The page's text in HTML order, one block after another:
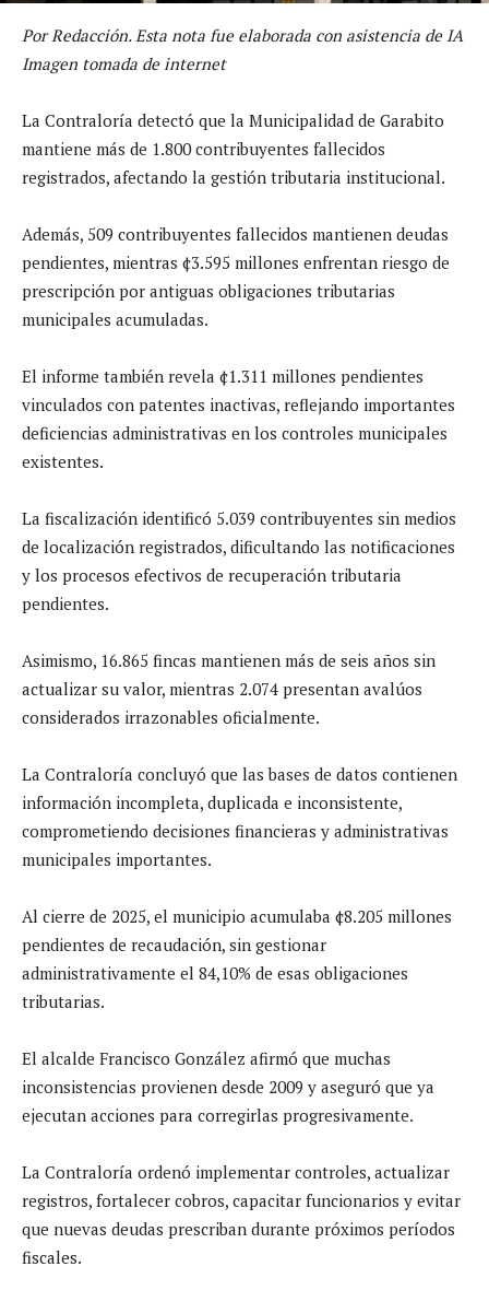
Por Redacción. Esta nota fue elaborada con asistencia de IA
Imagen tomada de internet
La Contraloría detectó que la Municipalidad de Garabito
mantiene más de 1.800 contribuyentes fallecidos
registrados, afectando la gestión tributaria institucional.
Además, 509 contribuyentes fallecidos mantienen deudas
pendientes, mientras ¢3.595 millones enfrentan riesgo de
prescripción por antiguas obligaciones tributarias
municipales acumuladas.
El informe también revela ¢1.311 millones pendientes
vinculados con patentes inactivas, reflejando importantes
deficiencias administrativas en los controles municipales
existentes.
La fiscalización identificó 5.039 contribuyentes sin medios
de localización registrados, dificultando las notificaciones
y los procesos efectivos de recuperación tributaria
pendientes.
Asimismo, 16.865 fincas mantienen más de seis años sin
actualizar su valor, mientras 2.074 presentan avalúos
considerados irrazonables oficialmente.
La Contraloría concluyó que las bases de datos contienen
información incompleta, duplicada e inconsistente,
comprometiendo decisiones financieras y administrativas
municipales importantes.
Al cierre de 2025, el municipio acumulaba ¢8.205 millones
pendientes de recaudación, sin gestionar
administrativamente el 84,10% de esas obligaciones
tributarias.
El alcalde Francisco González afirmó que muchas
inconsistencias provienen desde 2009 y aseguró que ya
ejecutan acciones para corregirlas progresivamente.
La Contraloría ordenó implementar controles, actualizar
registros, fortalecer cobros, capacitar funcionarios y evitar
que nuevas deudas prescriban durante próximos períodos
fiscales.